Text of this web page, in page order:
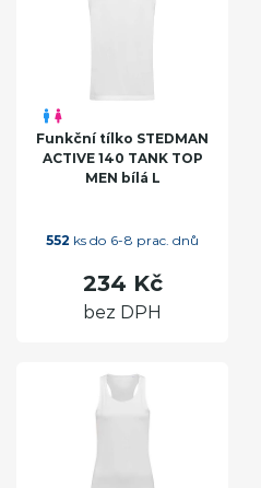
Funkční tílko STEDMAN
ACTIVE 140 TANK TOP
MEN bílá L
552 ks do 6-8 prac. dnů
234 Kč
bez DPH